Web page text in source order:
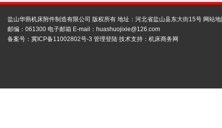
盐山华蒴机床附件制造有限公司 版权所有 地址：河北省盐山县东大街15号 网站
邮编：061300 电子邮箱 E-mail： huashuojixie@126.com
备案号： 冀ICP备11002802号-3 管理登陆 技术支持： 机床商务网